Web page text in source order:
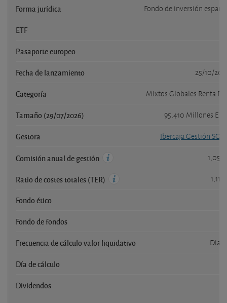
Forma jurídica Fondo de inversión
ETF
Pasaporte europeo
Fecha de lanzamiento 25/10/
Categoría Mixtos Globales Renta
Tamaño (29/07/2026) 95,410 Millones
Gestora Ibercaja Gestión
Comisión anual de gestión 1,05
Ratio de costes totales (TER) 1,11
Fondo ético
Fondo de fondos
Frecuencia de cálculo valor liquidativo
Día de cálculo
Dividendos